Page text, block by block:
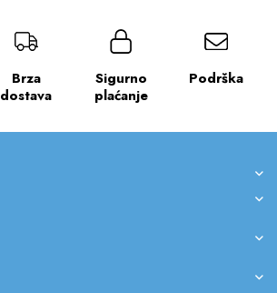
Brza
dostava
Sigurno
plaćanje
Podrška